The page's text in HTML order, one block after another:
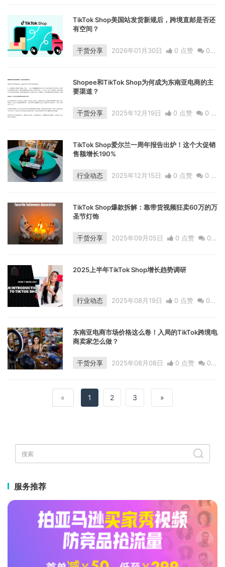
TikTok Shop美国站发货新规后，跨境直邮是否还
有空间？
干货分享 2026年01月30日 0 点赞
0
Shopee和TikTok Shop为何成为东南亚电商的主
要渠道？
干货分享 2025年12月19日 0 点赞 0 评
TikTok Shop爱尔兰一周年报告出炉！这个大促销
售额增长190%
行业动态 2025年12月15日 0 点赞 0 评
TikTok Shop爆款拆解：靠带货视频狂卖60万的万
圣节灯饰
干货分享 2025年09月05日 0 点赞
0
2025上半年TikTok Shop增长趋势调研
行业动态 2025年08月19日 0 点赞
0
东南亚电商市场价格这么卷！入局的TikTok跨境电
商卖家怎么做？
干货分享 2025年08月08日 0 点赞
0
« 1 2 3 »
服务推荐